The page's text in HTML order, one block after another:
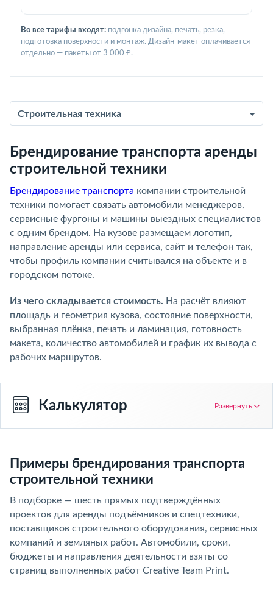
Во все тарифы входят: подгонка дизайна, печать, резка,
подготовка поверхности и монтаж. Дизайн-макет оплачивается
отдельно — пакеты от 3 000 ₽.
Строительная техника
Брендирование транспорта аренды
строительной техники
Брендирование транспорта компании строительной
техники помогает связать автомобили менеджеров,
сервисные фургоны и машины выездных специалистов
с одним брендом. На кузове размещаем логотип,
направление аренды или сервиса, сайт и телефон так,
чтобы профиль компании считывался на объекте и в
городском потоке.
Из чего складывается стоимость. На расчёт влияют
площадь и геометрия кузова, состояние поверхности,
выбранная плёнка, печать и ламинация, готовность
макета, количество автомобилей и график их вывода с
рабочих маршрутов.
Калькулятор Развернуть
Примеры брендирования транспорта
строительной техники
В подборке — шесть прямых подтверждённых
проектов для аренды подъёмников и спецтехники,
поставщиков строительного оборудования, сервисных
компаний и земляных работ. Автомобили, сроки,
бюджеты и направления деятельности взяты со
страниц выполненных работ Creative Team Print.